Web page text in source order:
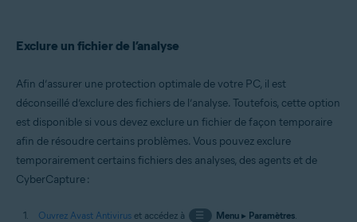
Exclure un fichier de l’analyse
Afin d’assurer une protection optimale de votre PC, il est
déconseillé d’exclure des fichiers de l’analyse. Toutefois, cette option
est disponible si vous devez exclure un fichier de façon temporaire
afin de résoudre certains problèmes. Vous pouvez exclure
temporairement certains fichiers des analyses, des agents et de
CyberCapture :
Ouvrez Avast Antivirus et accédez à ☰ Menu▸ Paramètres.